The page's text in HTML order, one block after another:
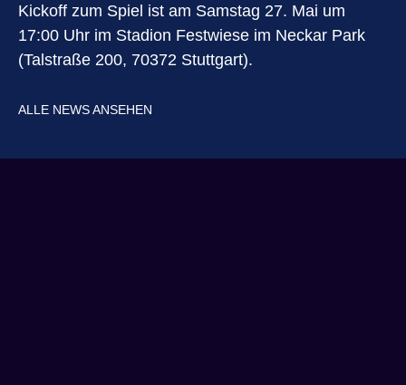
Kickoff zum Spiel ist am Samstag 27. Mai um
17:00 Uhr im Stadion Festwiese im Neckar Park
(Talstraße 200, 70372 Stuttgart).
ALLE NEWS ANSEHEN